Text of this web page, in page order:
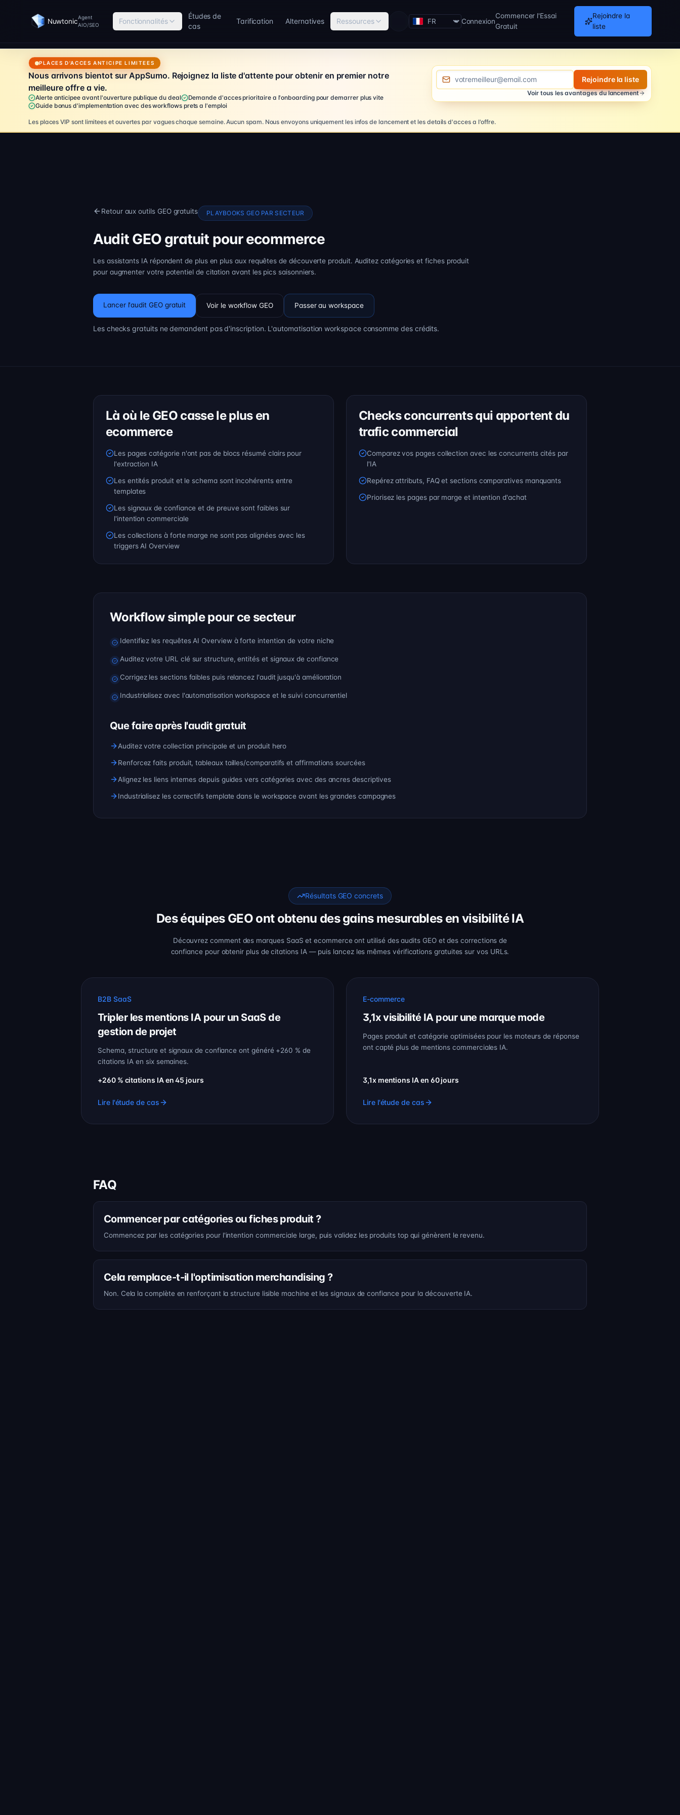
NuwtonicAgent
AIO/SEO
Fonctionnalités
Études de
cas
Tarification Alternatives Ressources
Loading theme
Connexion
Commencer l'Essai
Gratuit
Rejoindre la
liste
PLACES D'ACCES ANTICIPE LIMITEES
Nous arrivons bientot sur AppSumo. Rejoignez la liste d'attente pour obtenir en premier notre
meilleure offre a vie.
Alerte anticipee avant l'ouverture publique du deal
Demande d'acces prioritaire a l'onboarding pour demarrer plus vite
Guide bonus d'implementation avec des workflows prets a l'emploi
Adresse e-mail
Rejoindre la liste
Voir tous les avantages du lancement
Les places VIP sont limitees et ouvertes par vagues chaque semaine.Aucun spam. Nous envoyons uniquement les infos de lancement et les details d'acces a l'offre.
Retour aux outils GEO gratuits PLAYBOOKS GEO PAR SECTEUR
Audit GEO gratuit pour ecommerce
Les assistants IA répondent de plus en plus aux requêtes de découverte produit. Auditez catégories et fiches produit
pour augmenter votre potentiel de citation avant les pics saisonniers.
Lancer l'audit GEO gratuit Voir le workflow GEO Passer au workspace
Les checks gratuits ne demandent pas d'inscription. L'automatisation workspace consomme des crédits.
Là où le GEO casse le plus en
ecommerce
Les pages catégorie n'ont pas de blocs résumé clairs pour
l'extraction IA
Les entités produit et le schema sont incohérents entre
templates
Les signaux de confiance et de preuve sont faibles sur
l'intention commerciale
Les collections à forte marge ne sont pas alignées avec les
triggers AI Overview
Checks concurrents qui apportent du
trafic commercial
Comparez vos pages collection avec les concurrents cités par
l'IA
Repérez attributs, FAQ et sections comparatives manquants
Priorisez les pages par marge et intention d'achat
Workflow simple pour ce secteur
Identifiez les requêtes AI Overview à forte intention de votre niche
Auditez votre URL clé sur structure, entités et signaux de confiance
Corrigez les sections faibles puis relancez l'audit jusqu'à amélioration
Industrialisez avec l'automatisation workspace et le suivi concurrentiel
Que faire après l'audit gratuit
Auditez votre collection principale et un produit hero
Renforcez faits produit, tableaux tailles/comparatifs et affirmations sourcées
Alignez les liens internes depuis guides vers catégories avec des ancres descriptives
Industrialisez les correctifs template dans le workspace avant les grandes campagnes
Résultats GEO concrets
Des équipes GEO ont obtenu des gains mesurables en visibilité IA
Découvrez comment des marques SaaS et ecommerce ont utilisé des audits GEO et des corrections de
confiance pour obtenir plus de citations IA — puis lancez les mêmes vérifications gratuites sur vos URLs.
B2B SaaS
Tripler les mentions IA pour un SaaS de
gestion de projet
Schema, structure et signaux de confiance ont généré +260 % de
citations IA en six semaines.
+260 % citations IA en 45 jours
Lire l'étude de cas
E-commerce
3,1x visibilité IA pour une marque mode
Pages produit et catégorie optimisées pour les moteurs de réponse
ont capté plus de mentions commerciales IA.
3,1x mentions IA en 60 jours
Lire l'étude de cas
FAQ
Commencer par catégories ou fiches produit ?
Commencez par les catégories pour l'intention commerciale large, puis validez les produits top qui génèrent le revenu.
Cela remplace-t-il l'optimisation merchandising ?
Non. Cela la complète en renforçant la structure lisible machine et les signaux de confiance pour la découverte IA.